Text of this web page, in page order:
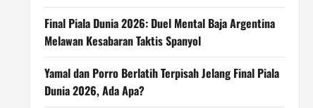
Final Piala Dunia 2026: Duel Mental Baja Argentina
Melawan Kesabaran Taktis Spanyol
Yamal dan Porro Berlatih Terpisah Jelang Final Piala
Dunia 2026, Ada Apa?